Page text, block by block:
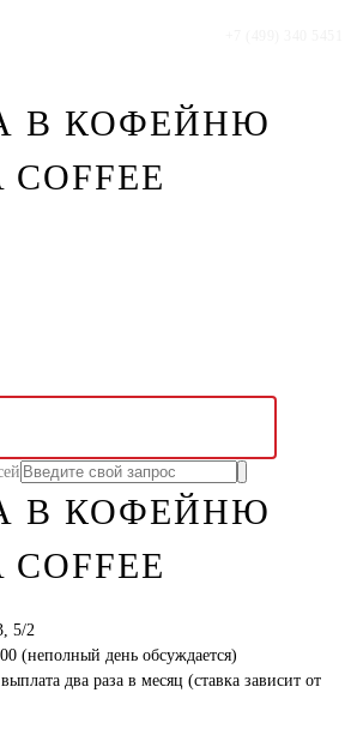
В КОФЕЙНЮ
В КОФЕЙНЮ
5/2
(неполный день обсуждается)
два раза в месяц (ставка зависит от